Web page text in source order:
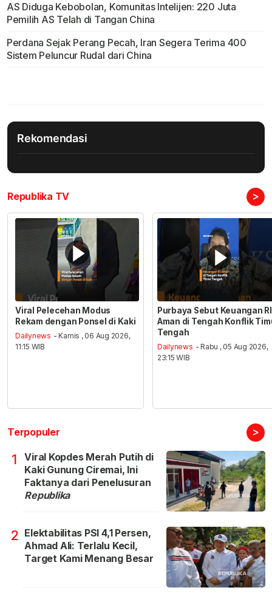
AS Diduga Kebobolan, Komunitas Intelijen: 220 Juta
Pemilih AS Telah di Tangan China
Perdana Sejak Perang Pecah, Iran Segera Terima 400
Sistem Peluncur Rudal dari China
Rekomendasi
Republika TV >
Viral Pelecehan Modus
Rekam dengan Ponsel di Kaki
Dailynews - Kamis , 06 Aug 2026,
11:15 WIB
Purbaya Sebut Keuangan RI
Aman di Tengah Konflik
Tengah
Dailynews - Rabu , 05 Aug 2026,
23:15 WIB
Terpopuler >
1
Viral Kopdes Merah Putih di
Kaki Gunung Ciremai, Ini
Faktanya dari Penelusuran
Republika
2 Elektabilitas PSI 4,1 Persen,
Ahmad Ali: Terlalu Kecil,
Target Kami Menang Besar